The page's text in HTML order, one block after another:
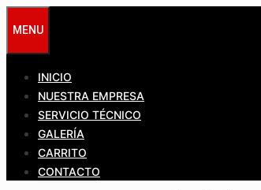
al
contenido
MENU
INICIO
NUESTRA EMPRESA
SERVICIO TÉCNICO
GALERÍA
CARRITO
CONTACTO